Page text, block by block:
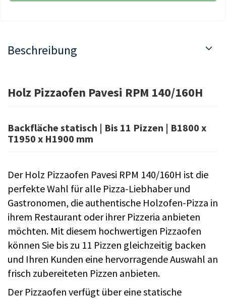
Beschreibung
Holz Pizzaofen Pavesi RPM 140/160H
Backfläche statisch | Bis 11 Pizzen | B1800 x
T1950 x H1900 mm
Der Holz Pizzaofen Pavesi RPM 140/160H ist die
perfekte Wahl für alle Pizza-Liebhaber und
Gastronomen, die authentische Holzofen-Pizza in
ihrem Restaurant oder ihrer Pizzeria anbieten
möchten. Mit diesem hochwertigen Pizzaofen
können Sie bis zu 11 Pizzen gleichzeitig backen
und Ihren Kunden eine hervorragende Auswahl an
frisch zubereiteten Pizzen anbieten.
Der Pizzaofen verfügt über eine statische